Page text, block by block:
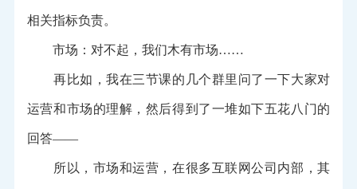
相关指标负责。
市场：对不起，我们木有市场……
再比如，我在三节课的几个群里问了一下大家对
运营和市场的理解，然后得到了一堆如下五花八门的
回答——
所以，市场和运营，在很多互联网公司内部，其